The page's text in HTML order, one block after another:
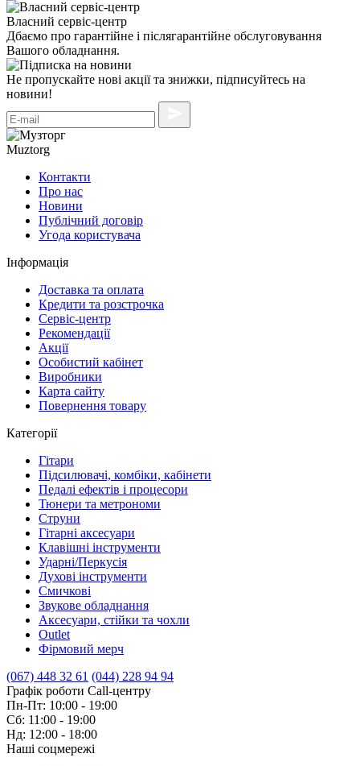
Власний сервіс-центр
Дбаємо про гарантійне і післягарантійне обслуговування
Вашого обладнання.
Не пропускайте нові акції та знижки, підписуйтесь на
новини!
Muztorg
Контакти
Про нас
Новини
Публічний договір
Угода користувача
Інформація
Доставка та оплата
Кредити та розстрочка
Сервіc-центр
Рекомендації
Акції
Особистий кабінет
Виробники
Карта сайту
Повернення товару
Категорії
Гітари
Підсилювачі, комбіки, кабінети
Педалі ефектів і процесори
Тюнери та метрономи
Струни
Гітарні аксесуари
Клавішні інструменти
Ударні/Перкусія
Духові інструменти
Смичкові
Звукове обладнання
Аксесуари, стійки та чохли
Outlet
Фірмовий мерч
(067) 448 32 61 (044) 228 94 94
Графік роботи Call-центру
Пн-Пт: 10:00 - 19:00
Сб: 11:00 - 19:00
Нд: 12:00 - 18:00
Наші соцмережі